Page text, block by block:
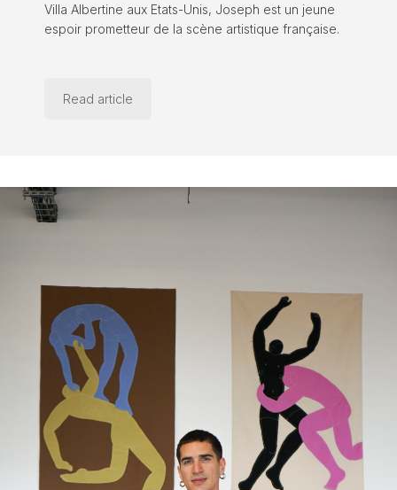
Villa Albertine aux Etats-Unis, Joseph est un jeune
espoir prometteur de la scène artistique française.
Read article